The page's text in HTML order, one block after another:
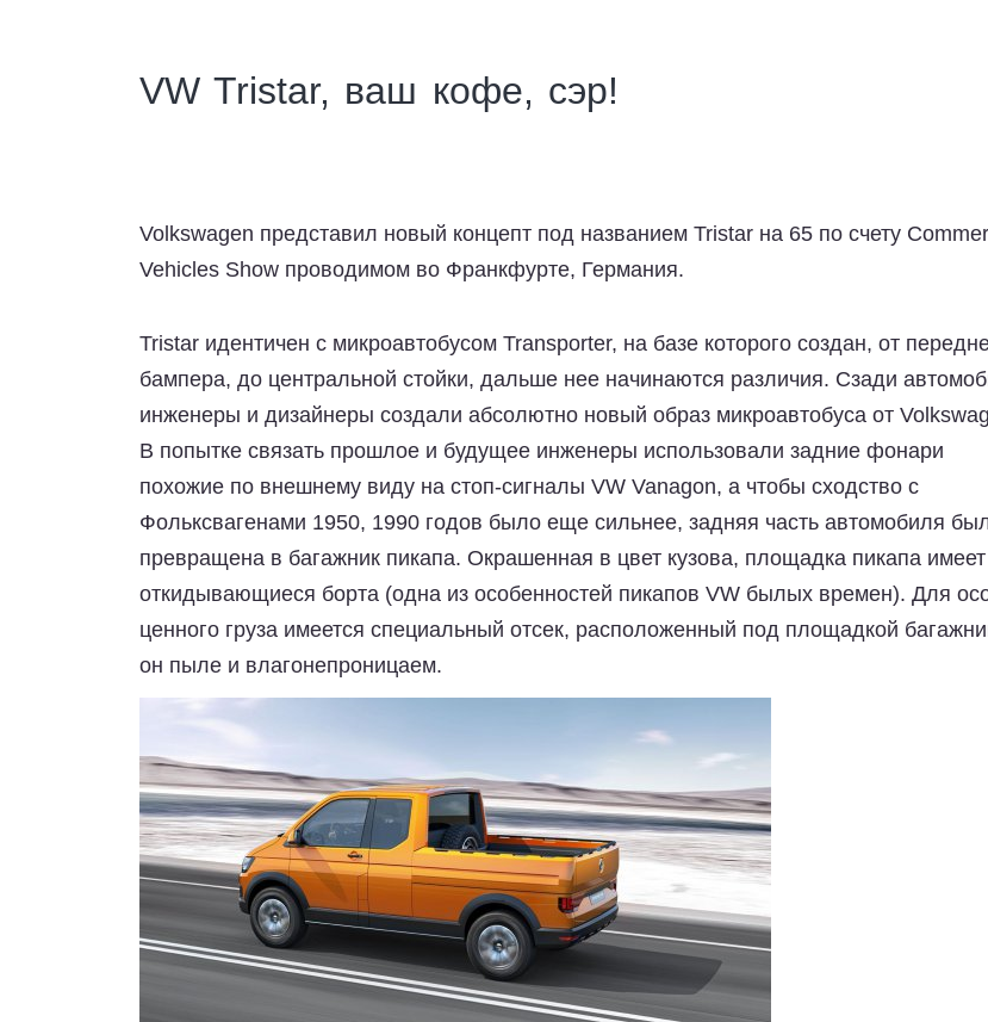
VW Tristar, ваш кофе, сэр!
Volkswagen представил новый концепт под названием Tristar на 65 по счету
Vehicles Show проводимом во Франкфурте, Германия.
Tristar идентичен с микроавтобусом Transporter, на базе которого создан, от
бампера, до центральной стойки, дальше нее начинаются различия. Сзади
инженеры и дизайнеры создали абсолютно новый образ микроавтобуса от
В попытке связать прошлое и будущее инженеры использовали задние фонари
похожие по внешнему виду на стоп-сигналы VW Vanagon, а чтобы сходство с
Фольксвагенами 1950, 1990 годов было еще сильнее, задняя часть автомобиля
превращена в багажник пикапа. Окрашенная в цвет кузова, площадка пикапа имеет
откидывающиеся борта (одна из особенностей пикапов VW былых времен). Для
ценного груза имеется специальный отсек, расположенный под площадкой
он пыле и влагонепроницаем.